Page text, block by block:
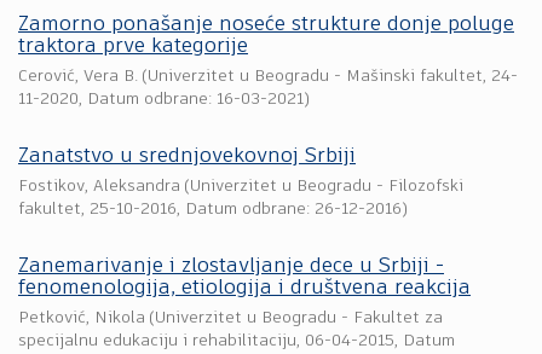
Zamorno ponašanje noseće strukture donje poluge
traktora prve kategorije
Cerović, Vera B. (Univerzitet u Beogradu - Mašinski fakultet, 24-
11-2020, Datum odbrane: 16-03-2021)
Zanatstvo u srednjovekovnoj Srbiji
Fostikov, Aleksandra (Univerzitet u Beogradu - Filozofski
fakultet, 25-10-2016, Datum odbrane: 26-12-2016)
Zanemarivanje i zlostavljanje dece u Srbiji -
fenomenologija, etiologija i društvena reakcija
Petković, Nikola (Univerzitet u Beogradu - Fakultet za
specijalnu edukaciju i rehabilitaciju, 06-04-2015, Datum